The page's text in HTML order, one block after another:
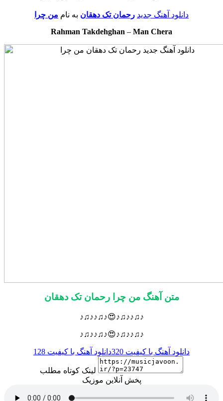
دانلود آهنگ جدید رحمان تک دهقان به نام من چرا
Rahman Takdehghan – Man Chera
متن آهنگ من چرا رحمان تک دهقان
♪♫♪♪♫♪😍♪♫♪♪♫♪
♪♫♪♪♫♪😍♪♫♪♪♫♪
دانلود آهنگ با کیفیت 320 دانلود آهنگ با کیفیت 128
لینک کوتاه مطلب
پخش آنلاین موزیک